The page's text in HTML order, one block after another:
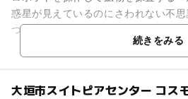
惑星が見えているのにさわれない不
つかめない」など、体験型展示を楽
る展示コーナーでは、雲をつ...続きをみる
大垣市スイトピアセンター コス